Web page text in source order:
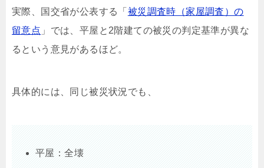
実際、国交省が公表する「 被災調査時（家屋調査）の
留意点 」では、平屋と2階建ての被災の判定基準が異な
るという意見があるほど。
具体的には、同じ被災状況でも、
平屋：全壊